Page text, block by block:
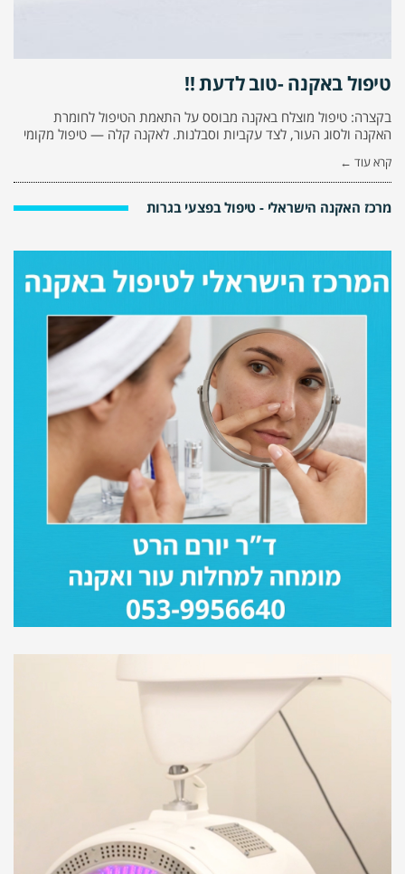
טיפול באקנה -טוב לדעת !!
בקצרה: טיפול מוצלח באקנה מבוסס על התאמת הטיפול לחומרת
האקנה ולסוג העור, לצד עקביות וסבלנות. לאקנה קלה — טיפול מקומי
קרא עוד ←
מרכז האקנה הישראלי - טיפול בפצעי בגרות